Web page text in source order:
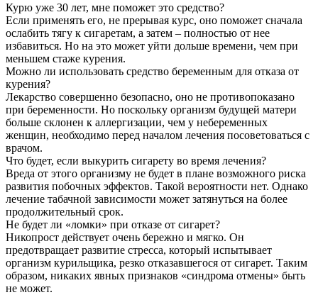
Курю уже 30 лет, мне поможет это средство?
Если применять его, не прерывая курс, оно поможет сначала
ослабить тягу к сигаретам, а затем – полностью от нее
избавиться. Но на это может уйти дольше времени, чем при
меньшем стаже курения.
Можно ли использовать средство беременным для отказа от
курения?
Лекарство совершенно безопасно, оно не противопоказано
при беременности. Но поскольку организм будущей матери
больше склонен к аллергизации, чем у небеременных
женщин, необходимо перед началом лечения посоветоваться с
врачом.
Что будет, если выкурить сигарету во время лечения?
Вреда от этого организму не будет в плане возможного риска
развития побочных эффектов. Такой вероятности нет. Однако
лечение табачной зависимости может затянуться на более
продолжительный срок.
Не будет ли «ломки» при отказе от сигарет?
Никопрост действует очень бережно и мягко. Он
предотвращает развитие стресса, который испытывает
организм курильщика, резко отказавшегося от сигарет. Таким
образом, никаких явных признаков «синдрома отмены» быть
не может.